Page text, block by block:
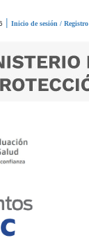
| Inicio de sesión / Registro